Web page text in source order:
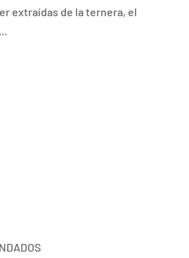
extraídas de la ternera, el